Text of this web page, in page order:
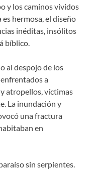
y los caminos vividos
hermosa, el diseño
inéditas, insólitos
bíblico.
al despojo de los
enfrentados a
atropellos, víctimas
La inundación y
una fractura
en
sin serpientes.